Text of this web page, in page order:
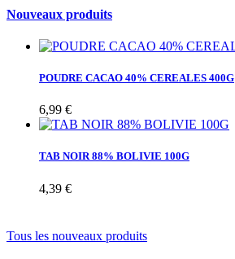
Nouveaux produits
POUDRE CACAO 40% CEREALES 400G
6,99 €
TAB NOIR 88% BOLIVIE 100G
4,39 €
Tous les nouveaux produits